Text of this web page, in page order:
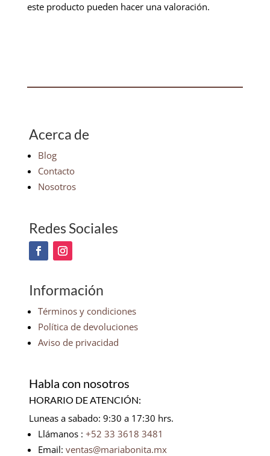
este producto pueden hacer una valoración.
Acerca de
Blog
Contacto
Nosotros
Redes Sociales
Información
Términos y condiciones
Política de devoluciones
Aviso de privacidad
Habla con nosotros
HORARIO DE ATENCIÓN:
Luneas a sabado: 9:30 a 17:30 hrs.
Llámanos : +52 33 3618 3481
Email: ventas@mariabonita.mx